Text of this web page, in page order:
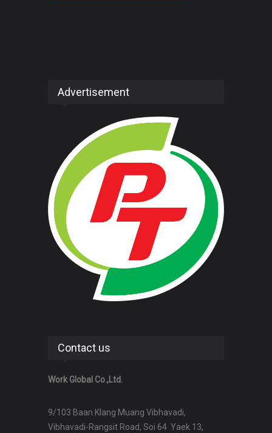
Advertisement
Contact us
Work Global Co.,Ltd.
9/103 Baan Klang Muang Vibhavadi,
Vibhavadi-Rangsit Road, Soi 64 Yaek 13,